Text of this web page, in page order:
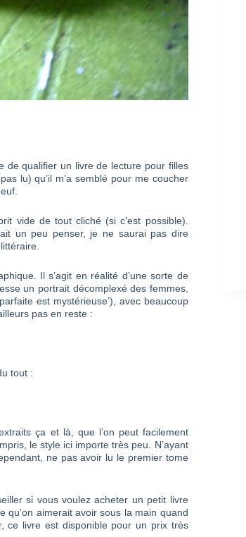
de qualifier un livre de lecture pour filles
lu) qu’il m’a semblé pour me coucher
vide de tout cliché (si c’est possible).
un peu penser, je ne saurai pas dire
Il s’agit en réalité d’une sorte de
un portrait décomplexé des femmes,
est mystérieuse’), avec beaucoup
pas en reste :
tout :
ça et là, que l’on peut facilement
le style ici importe très peu. N’ayant
ne pas avoir lu le premier tome
si vous voulez acheter un petit livre
qu’on aimerait avoir sous la main quand
ce livre est disponible pour un prix très